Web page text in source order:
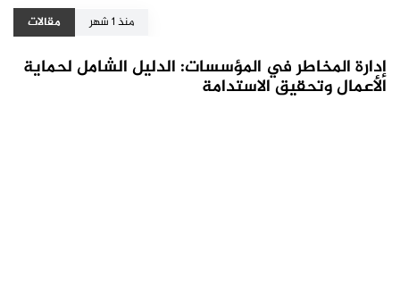
منذ 1 شهر مقالات
إدارة المخاطر في المؤسسات: الدليل الشامل لحماية
الأعمال وتحقيق الاستدامة